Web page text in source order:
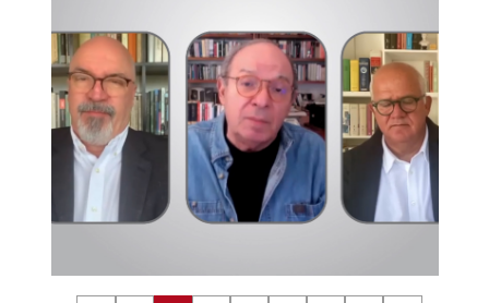
convertido en este desastre".